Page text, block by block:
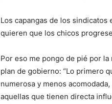
Los capangas de los
quieren que los chicos
Por eso me pongo de pié por
plan de gobierno: “Lo primero
numerosa y menos
aquellas que tienen directa